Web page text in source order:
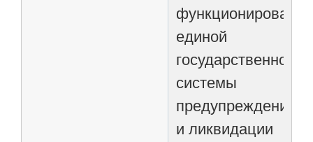
функционирования
единой
государственной
системы
предупреждения
и ликвидации